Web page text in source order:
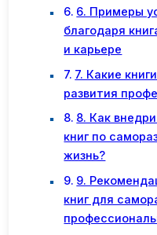
6. Примеры
благодаря
и карьере
7. Какие
развития
8. Как
книг по
жизнь?
9.
книг для